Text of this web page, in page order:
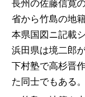
省から竹島の地
本県国図ニ記載
浜田県は境二郎
下村塾で高杉晋
た同士でもある。